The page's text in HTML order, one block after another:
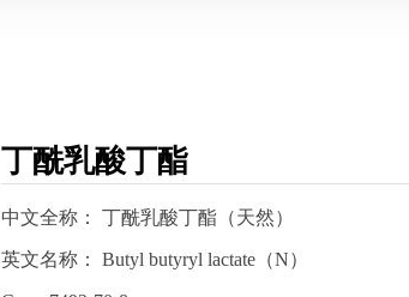
丁酰乳酸丁酯
中文全称： 丁酰乳酸丁酯（天然）
英文名称： Butyl butyryl lactate（N）